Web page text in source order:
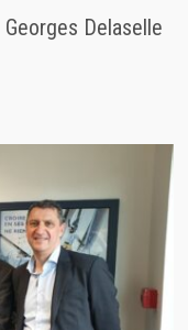
Delaselle